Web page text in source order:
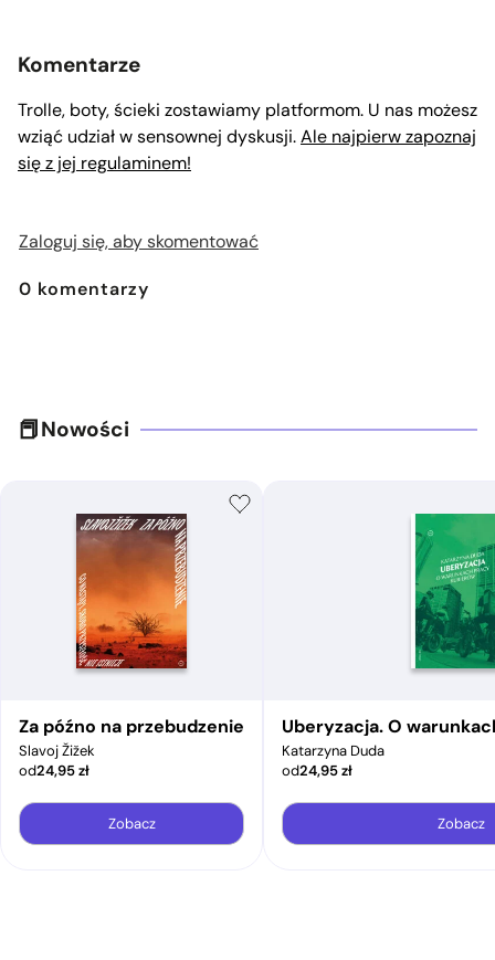
Komentarze
Trolle, boty, ścieki zostawiamy platformom. U nas możesz
wziąć udział w sensownej dyskusji.Ale najpierw zapoznaj
się z jej regulaminem!
Zaloguj się, aby skomentować
0 komentarzy
Nowości
Za późno na przebudzenie
Slavoj Žižek
od24,95zł
Zobacz
Uberyzacja. O
Katarzyna Duda
od24,95zł
Zobacz